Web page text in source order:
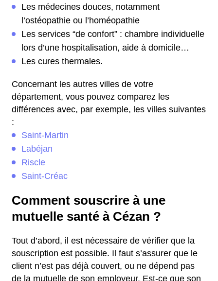
Les médecines douces, notamment
l’ostéopathie ou l’homéopathie
Les services “de confort” : chambre individuelle
lors d’une hospitalisation, aide à domicile…
Les cures thermales.
Concernant les autres villes de votre
département, vous pouvez comparez les
différences avec, par exemple, les villes suivantes
:
Saint-Martin
Labéjan
Riscle
Saint-Créac
Comment souscrire à une
mutuelle santé à Cézan ?
Tout d’abord, il est nécessaire de vérifier que la
souscription est possible. Il faut s’assurer que le
client n’est pas déjà couvert, ou ne dépend pas
de la mutuelle de son employeur. Est-ce que son